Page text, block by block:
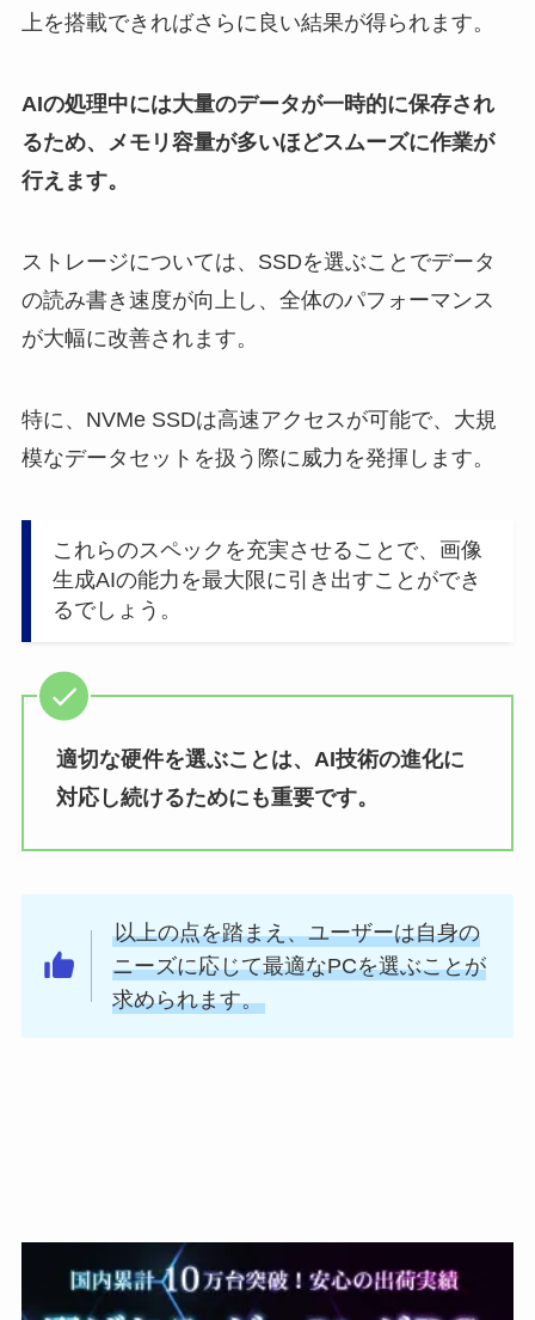
上を搭載できればさらに良い結果が得られます。
AIの処理中には大量のデータが一時的に保存され
るため、メモリ容量が多いほどスムーズに作業が
行えます。
ストレージについては、SSDを選ぶことでデータ
の読み書き速度が向上し、全体のパフォーマンス
が大幅に改善されます。
特に、NVMe SSDは高速アクセスが可能で、大規
模なデータセットを扱う際に威力を発揮します。
これらのスペックを充実させることで、画像
生成AIの能力を最大限に引き出すことができ
るでしょう。
適切な硬件を選ぶことは、AI技術の進化に
対応し続けるためにも重要です。
以上の点を踏まえ、ユーザーは自身の
ニーズに応じて最適なPCを選ぶことが
求められます。